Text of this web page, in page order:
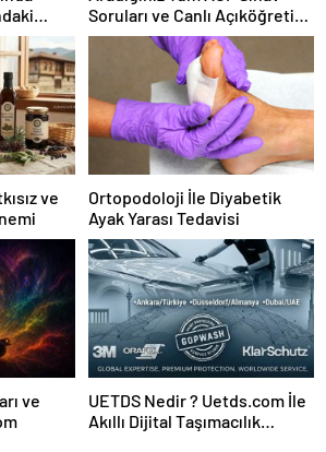
Soruları ve Canlı Açıköğretim
Forumu Burada
ve
Ortopodoloji İle Diyabetik
Ayak Yarası Tedavisi
ve
UETDS Nedir ? Uetds.com İle
Akıllı Dijital Taşımacılık